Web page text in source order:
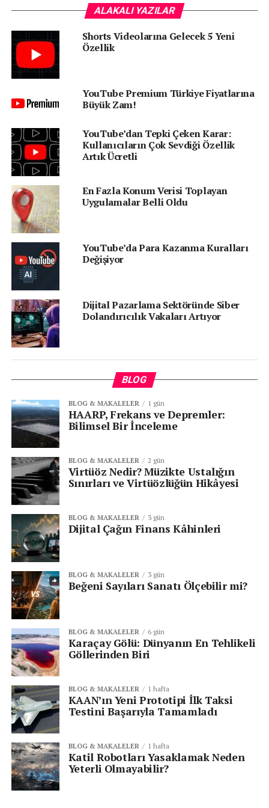
YouTube’un açıklamasına göre ev yapımı silahlar,
otomatik silahlar ve belli ateşli silah aksesuarların
(susturucu gibi) kullanımını içeren içeriklerde yaş
sınırlaması olacak. Bu videolar,
tarafından izlenemeyecek.
Bir diğer yeni önlem ise silahların emniyetlerinin nasıl
açıldığını gösteren videolarla alakalı. Bu tarz videoların
olacak. Bu önlemlerin sadecegerçek silahları
kapsadığını belirtelim. Platformda ateşli silah içeren
canlı yayınlara izin verilmediğini de ekleyelim.
Yeni politikalar, oyunlar veya filmlergibi şeyleri
içermiyor. Aynı zamanda kolluk kuvvetleri videoları gibi
içeriklere de istisna uygulanabilecek.
Senin reaksiyonun hangisi?
1
KATEGORİLER: |Sosyal Medya Haberleri
ETIKETLER: YOUTUBE
SONRAKI
Sosyal Medya Platformu X, TikTok Ve
Instagram’a Rakip Olacak
ÖNCEKI
Instagram Zorunlu Reklam İzletmeyi Test
Ediyor
ALAKALI YAZILAR
Shorts Videolarına Gelecek 5 Yeni
Özellik
YouTube Premium Türkiye Fiyatlarına
Büyük Zam!
YouTube’dan Tepki Çeken Karar:
Kullanıcıların Çok Sevdiği Özellik
Artık Ücretli
En Fazla Konum Verisi Toplayan
Uygulamalar Belli Oldu
YouTube’da Para Kazanma Kuralları
Değişiyor
Dijital Pazarlama Sektöründe Siber
Dolandırıcılık Vakaları Artıyor
BLOG
BLOG & MAKALELER 1 gün
HAARP, Frekans ve Depremler:
Bilimsel Bir İnceleme
BLOG & MAKALELER 2 gün
Virtüöz Nedir? Müzikte Ustalığın
Sınırları ve Virtüözlüğün Hikâyesi
BLOG & MAKALELER 3 gün
Dijital Çağın Finans Kâhinleri
BLOG & MAKALELER 3 gün
Beğeni Sayıları Sanatı Ölçebilir mi?
BLOG & MAKALELER 6 gün
Karaçay Gölü: Dünyanın En Tehlikeli
Göllerinden Biri
BLOG & MAKALELER 1 hafta
KAAN’ın Yeni Prototipi İlk Taksi
Testini Başarıyla Tamamladı
BLOG & MAKALELER 1 hafta
Katil Robotları Yasaklamak Neden
Yeterli Olmayabilir?